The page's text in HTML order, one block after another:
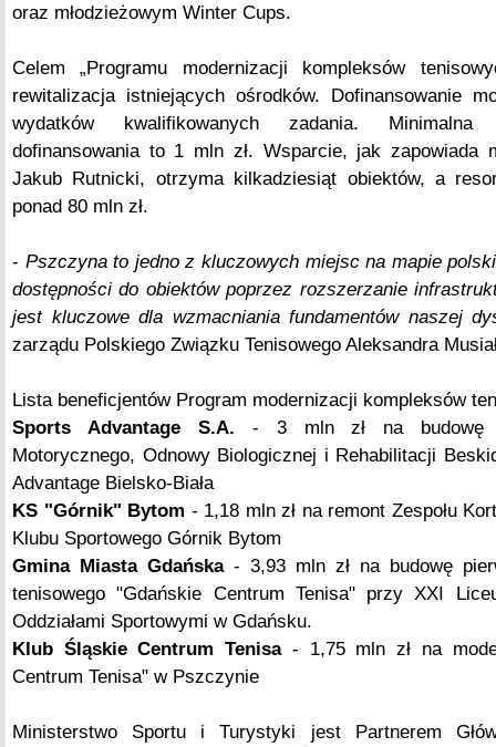
oraz młodzieżowym Winter Cups.
Celem „Programu modernizacji kompleksów
rewitalizacja istniejących ośrodków. Dofinansowanie
wydatków kwalifikowanych zadania. Minimalna
dofinansowania to 1 mln zł. Wsparcie, jak zapowiada
Jakub Rutnicki, otrzyma kilkadziesiąt obiektów, a
ponad 80 mln zł.
- Pszczyna to jedno z kluczowych miejsc na mapie
dostępności do obiektów poprzez rozszerzanie
jest kluczowe dla wzmacniania fundamentów naszej
zarządu Polskiego Związku Tenisowego Aleksandra
Lista beneficjentów Program modernizacji kompleksów
Sports Advantage S.A. - 3 mln zł na budowę
Motorycznego, Odnowy Biologicznej i Rehabilitacji
Advantage Bielsko-Biała
KS "Górnik" Bytom - 1,18 mln zł na remont Zespołu
Klubu Sportowego Górnik Bytom
Gmina Miasta Gdańska- 3,93 mln zł na budowę
tenisowego "Gdańskie Centrum Tenisa" przy XXI
Oddziałami Sportowymi w Gdańsku.
Klub Śląskie Centrum Tenisa- 1,75 mln zł na
Centrum Tenisa" w Pszczynie
Ministerstwo Sportu i Turystyki jest Partnerem